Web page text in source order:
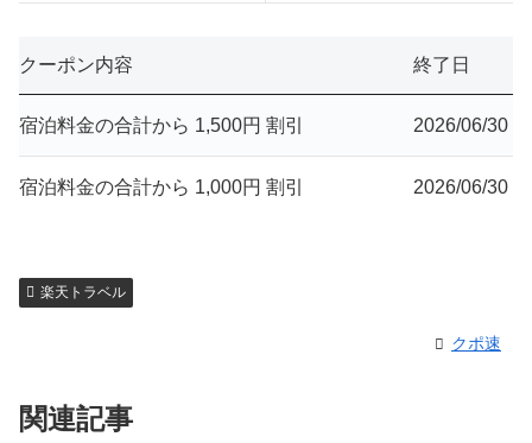
クーポン内容 終了日
宿泊料金の合計から 1,500円 割引 2026/06/30
宿泊料金の合計から 1,000円 割引 2026/06/30
楽天トラベル
クポ速
関連記事